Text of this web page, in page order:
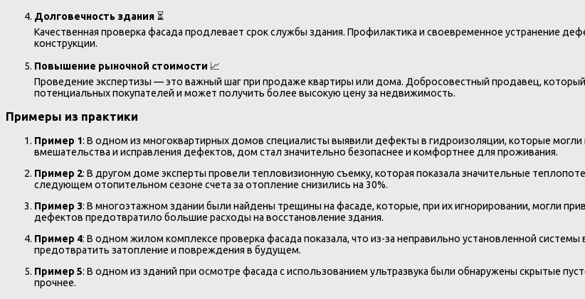
Долговечность здания ⏳
Качественная проверка фасада продлевает срок службы здания. Профилактика и своевременное устранение
конструкции.
Повышение рыночной стоимости 📈
Проведение экспертизы — это важный шаг при продаже квартиры или дома. Добросовестный продавец,
потенциальных покупателей и может получить более высокую цену за недвижимость.
Примеры из практики
Пример 1: В одном из многоквартирных домов специалисты выявили дефекты в гидроизоляции, которые
вмешательства и исправления дефектов, дом стал значительно безопаснее и комфортнее для проживания.
Пример 2: В другом доме эксперты провели тепловизионную съемку, которая показала значительные
следующем отопительном сезоне счета за отопление снизились на 30%.
Пример 3: В многоэтажном здании были найдены трещины на фасаде, которые, при их игнорировании, могли
дефектов предотвратило большие расходы на восстановление здания.
Пример 4: В одном жилом комплексе проверка фасада показала, что из-за неправильно установленной
предотвратить затопление и повреждения в будущем.
Пример 5: В одном из зданий при осмотре фасада с использованием ультразвука были обнаружены скрытые
прочнее.